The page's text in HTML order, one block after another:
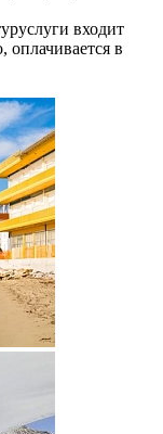
входит
оплачивается в